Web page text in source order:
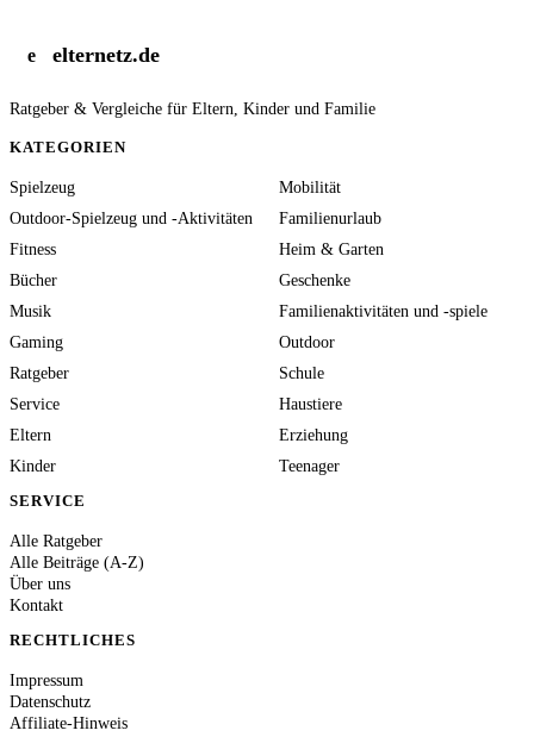
e elternetz.de
Ratgeber & Vergleiche für Eltern, Kinder und Familie
KATEGORIEN
Spielzeug
Mobilität
Outdoor-Spielzeug und -Aktivitäten
Familienurlaub
Fitness
Heim & Garten
Bücher
Geschenke
Musik
Familienaktivitäten und -spiele
Gaming
Outdoor
Ratgeber
Schule
Service
Haustiere
Eltern
Erziehung
Kinder
Teenager
SERVICE
Alle Ratgeber
Alle Beiträge (A-Z)
Über uns
Kontakt
RECHTLICHES
Impressum
Datenschutz
Affiliate-Hinweis